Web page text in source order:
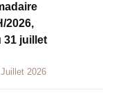
2026,
31 juillet
2026